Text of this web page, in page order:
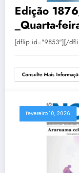
Edição
_Quarta-
[dflip id="9853"][/
Consulte Mais
fevereiro 10, 2026